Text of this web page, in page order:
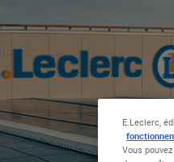
E.Leclerc,
Vous